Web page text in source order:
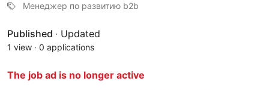
Менеджер по развитию b2b
Published · Updated
1 view · 0 applications
The job ad is no longer active